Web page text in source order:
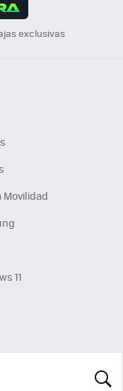
exclusivas
Movilidad
11